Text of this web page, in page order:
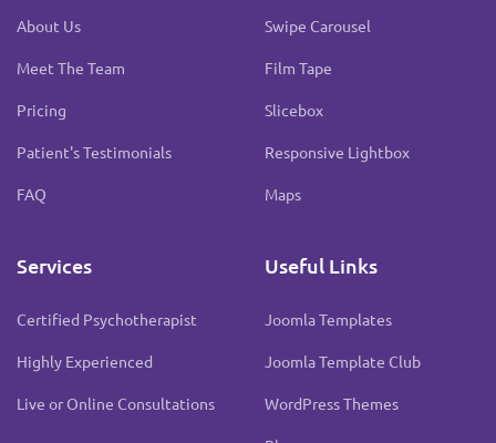
About Us
Meet The Team
Pricing
Patient's Testimonials
FAQ
Swipe Carousel
Film Tape
Slicebox
Responsive Lightbox
Maps
Services
Certified Psychotherapist
Highly Experienced
Live or Online Consultations
Useful Links
Joomla Templates
Joomla Template Club
WordPress Themes